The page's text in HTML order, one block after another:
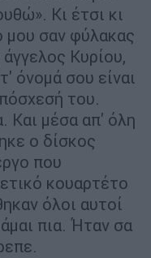
Κι έτσι κι
μου σαν φύλακας
Κυρίου,
όνομά σου είναι
του.
Και μέσα απ' όλη
ο δίσκος
που
κουαρτέτο
όλοι αυτοί
πια. Ήταν σα